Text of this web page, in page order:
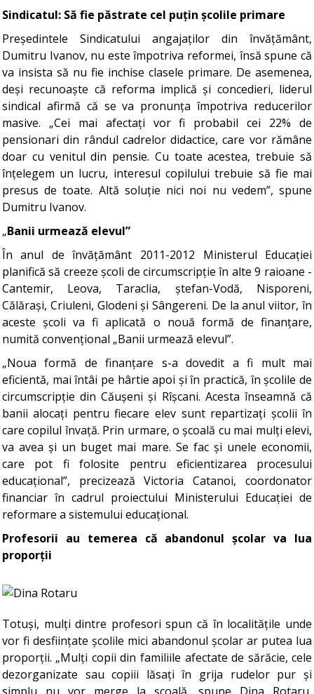
Sindicatul: Să fie păstrate cel puțin școlile primare
Președintele Sindicatului angajaților din învățământ,
Dumitru Ivanov, nu este împotriva reformei, însă spune că
va insista să nu fie inchise clasele primare. De asemenea,
deși recunoaște că reforma implică și concedieri, liderul
sindical afirmă că se va pronunța împotriva reducerilor
masive. „Cei mai afectați vor fi probabil cei 22% de
pensionari din rândul cadrelor didactice, care vor rămâne
doar cu venitul din pensie. Cu toate acestea, trebuie să
înțelegem un lucru, interesul copilului trebuie să fie mai
presus de toate. Altă soluție nici noi nu vedem”, spune
Dumitru Ivanov.
„Banii urmează elevul”
În anul de învățământ 2011-2012 Ministerul Educației
planifică să creeze școli de circumscripție în alte 9 raioane -
Cantemir, Leova, Taraclia, ștefan-Vodă, Nisporeni,
Călărași, Criuleni, Glodeni și Sângereni. De la anul viitor, în
aceste școli va fi aplicată o nouă formă de finanțare,
numită convențional „Banii urmează elevul”.
„Noua formă de finanțare s-a dovedit a fi mult mai
eficientă, mai întâi pe hârtie apoi și în practică, în școlile de
circumscripție din Căușeni și Rîșcani. Acesta înseamnă că
banii alocați pentru fiecare elev sunt repartizați școlii în
care copilul învață. Prin urmare, o școală cu mai mulți elevi,
va avea și un buget mai mare. Se fac și unele economii,
care pot fi folosite pentru eficientizarea procesului
educațional”, precizează Victoria Catanoi, coordonator
financiar în cadrul proiectului Ministerului Educației de
reformare a sistemului educațional.
Profesorii au temerea că abandonul școlar va lua
proporții
Totuși, mulți dintre profesori spun că în localitățile unde
vor fi desființate școlile mici abandonul școlar ar putea lua
proporții. „Mulți copii din familiile afectate de sărăcie, cele
dezorganizate sau copiii lăsați în grija rudelor pur și